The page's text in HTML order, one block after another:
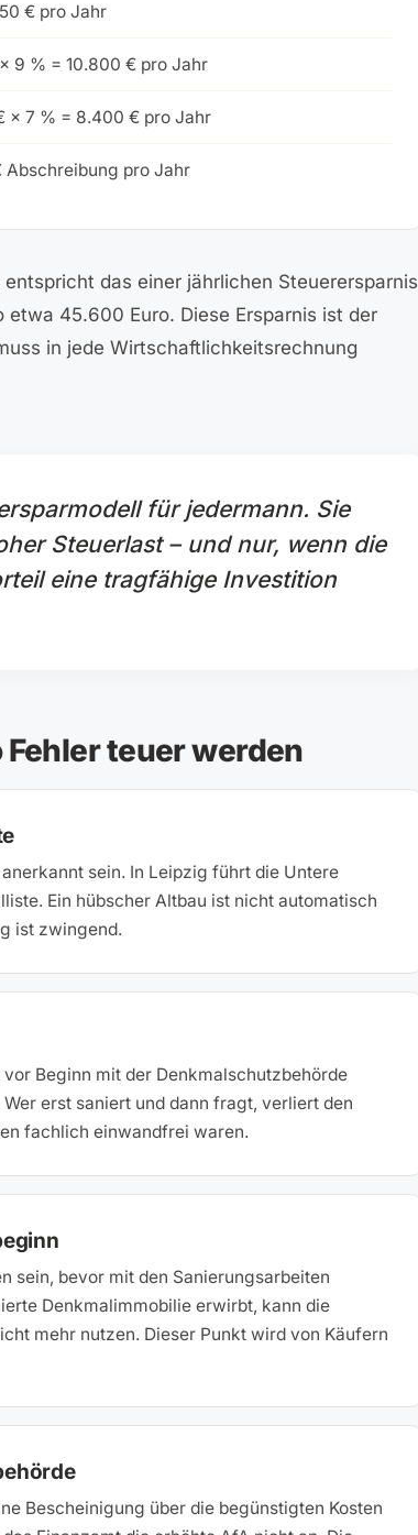
€ pro Jahr
9 % = 10.800 € pro Jahr
× 7 % = 8.400 € pro Jahr
Abschreibung pro Jahr
das einer jährlichen Steuerersparnis
45.600 Euro. Diese Ersparnis ist der
in jede Wirtschaftlichkeitsrechnung
für jedermann. Sie
Steuerlast – und nur, wenn die
eine tragfähige Investition
teuer werden
sein. In Leipzig führt die Untere
Ein hübscher Altbau ist nicht automatisch
ist zwingend.
Beginn mit der Denkmalschutzbehörde
erst saniert und dann fragt, verliert den
fachlich einwandfrei waren.
sein, bevor mit den Sanierungsarbeiten
Denkmalimmobilie erwirbt, kann die
mehr nutzen. Dieser Punkt wird von Käufern
Bescheinigung über die begünstigten Kosten